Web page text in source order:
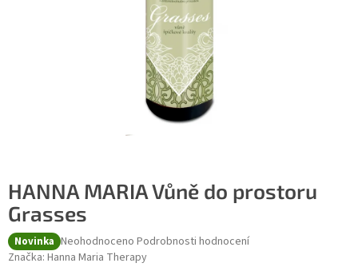
HANNA MARIA Vůně do prostoru
Grasses
Novinka Průměrné hodnocení produktu je 0,0 z 5 hvězdiček.
Neohodnoceno Podrobnosti hodnocení
Značka: Hanna Maria Therapy